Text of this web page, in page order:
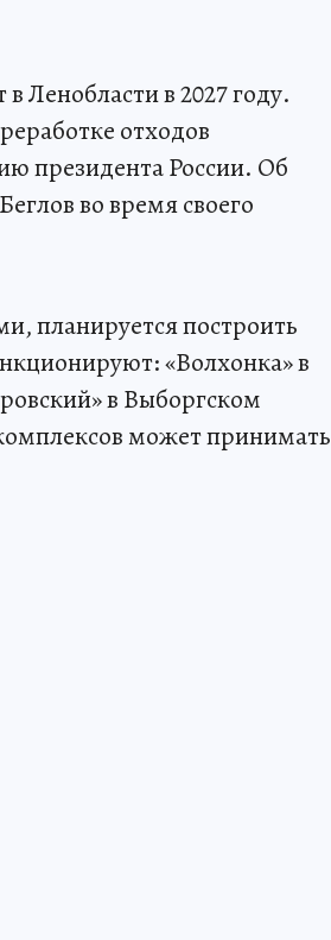
Ленобласти в 2027 году.
отходов
президента России. Об
во время своего
планируется построить
«Волхонка» в
в Выборгском
может принимать